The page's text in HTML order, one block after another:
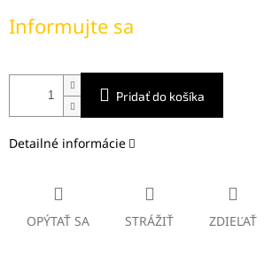
cena:
Informujte sa
Pridať do košíka
Detailné informácie
OPÝTAŤ SA STRÁŽIŤ ZDIEĽAŤ